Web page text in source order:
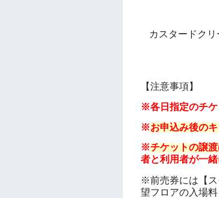
カスタードク
【注意事項】
※各日指定のチケ
※お申込み後の
※チケットの譲
者と利用者が一緒
※前売券には 【
望フロアの入場料